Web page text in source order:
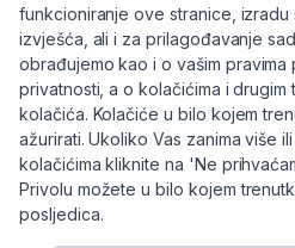
Info
Trebate pomoć ili imate pitanja?
+385 91 6191 901
info@eljekarna24.hr
funkcioniranje ove stranice, izradu
izvješća, ali i za prilagođavanje
obrađujemo kao i o vašim pravima
privatnosti, a o kolačićima i drugim
kolačića. Kolačiće u bilo kojem
ažurirati. Ukoliko Vas zanima više
kolačićima kliknite na 'Ne
Privolu možete u bilo kojem
posljedica.